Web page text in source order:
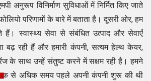
अनुरूप विनिर्माण सुविधाओं में निर्मित किए जाते
परिणामों के बारे में बताता है। दूसरी ओर, हम
हैं। स्वास्थ्य सेवा से संबंधित उत्पाद और सेवाएँ
बढ़ रही हैं और हमारी कंपनी, सत्यम हेल्थ केयर,
के साथ उन्हें संतुष्ट करने में सक्षम रही है। हमने
से अधिक समय पहले अपनी कंपनी शुरू की थी